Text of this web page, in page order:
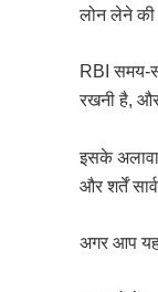
लोन लेने की
RBI समय-
रखनी है,
इसके
और शर्तें
अगर आप यह